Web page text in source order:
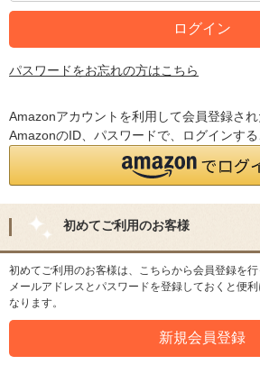
パスワードをお忘れの方はこちら
Amazonアカウントを利用して会員登録され
AmazonのID、パスワードで、ログインする
初めてご利用のお客様
初めてご利用のお客様は、こちらから会員登録を行
メールアドレスとパスワードを登録しておくと便
なります。